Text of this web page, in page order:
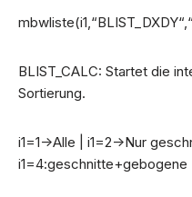
BLIST_CALC: Startet die
Sortierung.
i1=1->Alle | i1=2->Nur
i1=4:geschnitte+gebogene